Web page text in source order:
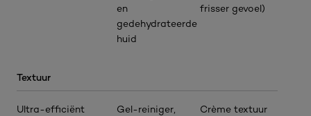
Textuur
Ultra-efficiënt
en
gedehydrateerde
huid
Gel-reiniger,
frisser gevoel)
Crème textuur